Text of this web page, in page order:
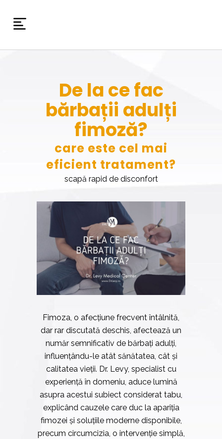
De la ce fac
bărbații adulți
fimoză?
care este cel mai
eficient tratament?
scapă rapid de disconfort
Fimoza, o afecțiune frecvent întâlnită,
dar rar discutată deschis, afectează un
număr semnificativ de bărbați adulți,
influențându-le atât sănătatea, cât și
calitatea vieții. Dr. Levy, specialist cu
experiență în domeniu, aduce lumină
asupra acestui subiect considerat tabu,
explicând cauzele care duc la apariția
fimozei și soluțiile moderne disponibile,
precum circumcizia, o intervenție simplă,